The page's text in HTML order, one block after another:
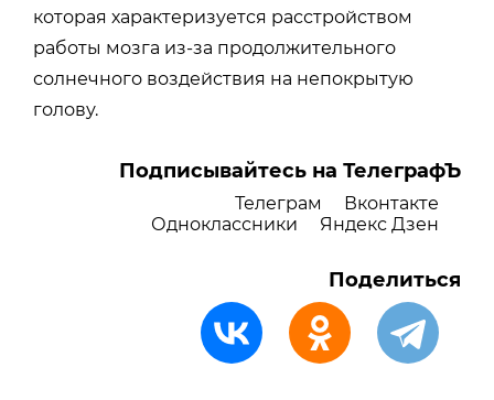
которая характеризуется расстройством
работы мозга из-за продолжительного
солнечного воздействия на непокрытую
голову.
Подписывайтесь на ТелеграфЪ
Телеграм
Вконтакте
Одноклассники
Яндекс Дзен
Поделиться